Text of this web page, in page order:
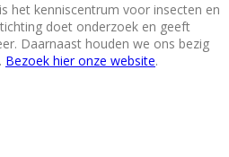
het kenniscentrum voor insecten en
doet onderzoek en geeft
Daarnaast houden we ons bezig
Bezoek hier onze website.